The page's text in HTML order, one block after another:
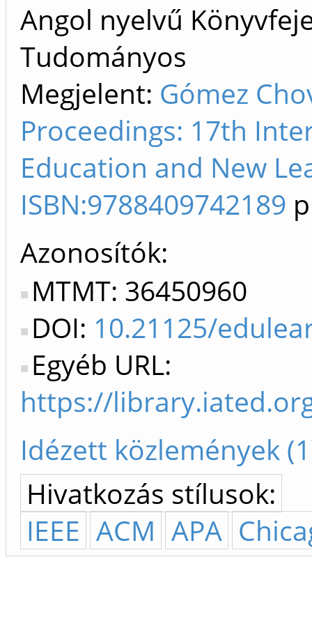
Angol nyelvű
Tudományos
Megjelent: Gómez
Proceedings: 17th
Education and New
ISBN:9788409742189
Azonosítók
MTMT: 36450960
DOI: 10.21125/
Egyéb URL:
https://
Idézett közlemények
Hivatkozás stílusok:
IEEE ACM APA